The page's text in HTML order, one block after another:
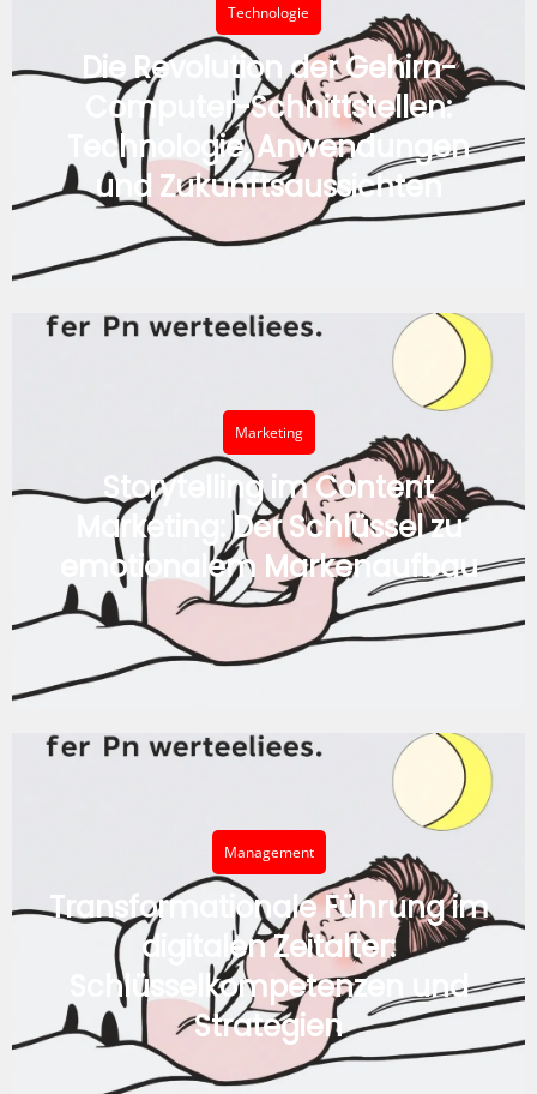
Technologie
Die Revolution der Gehirn-
Computer-Schnittstellen:
Technologie, Anwendungen
und Zukunftsaussichten
Marketing
Storytelling im Content
Marketing: Der Schlüssel zu
emotionalem Markenaufbau
Management
Transformationale Führung im
digitalen Zeitalter:
Schlüsselkompetenzen und
Strategien